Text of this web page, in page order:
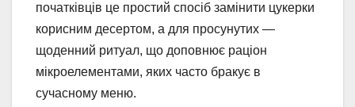
початківців це простий спосіб замінити цукерки
корисним десертом, а для просунутих —
щоденний ритуал, що доповнює раціон
мікроелементами, яких часто бракує в
сучасному меню.